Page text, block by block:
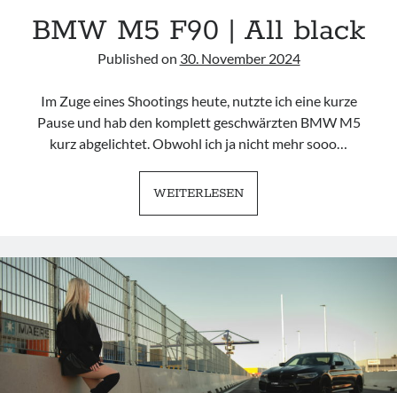
9px webdesign
Imprint
BMW M5 F90 | All black
Published on 30. November 2024
Im Zuge eines Shootings heute, nutzte ich eine kurze
Pause und hab den komplett geschwärzten BMW M5
kurz abgelichtet. Obwohl ich ja nicht mehr sooo…
WEITERLESENBMW
M5
|
BLACK